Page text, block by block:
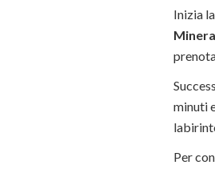
Inizia
minuti
Per